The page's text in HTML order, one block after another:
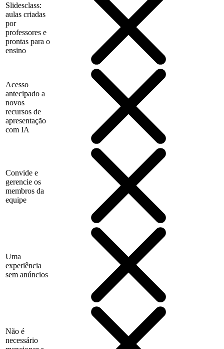
Slidesclass:
aulas criadas
por
professores e
prontas para o
ensino
Acesso
antecipado a
novos
recursos de
apresentação
com IA
Convide e
gerencie os
membros da
equipe
Uma
experiência
sem anúncios
Não é
necessário